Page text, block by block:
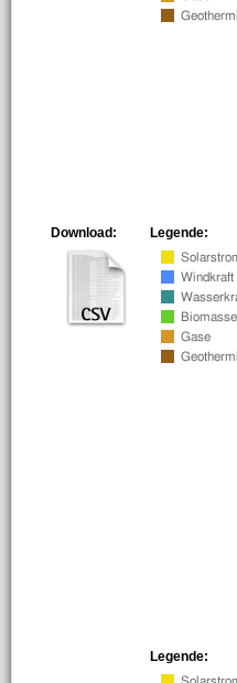
Legende:
Download:
Legende: